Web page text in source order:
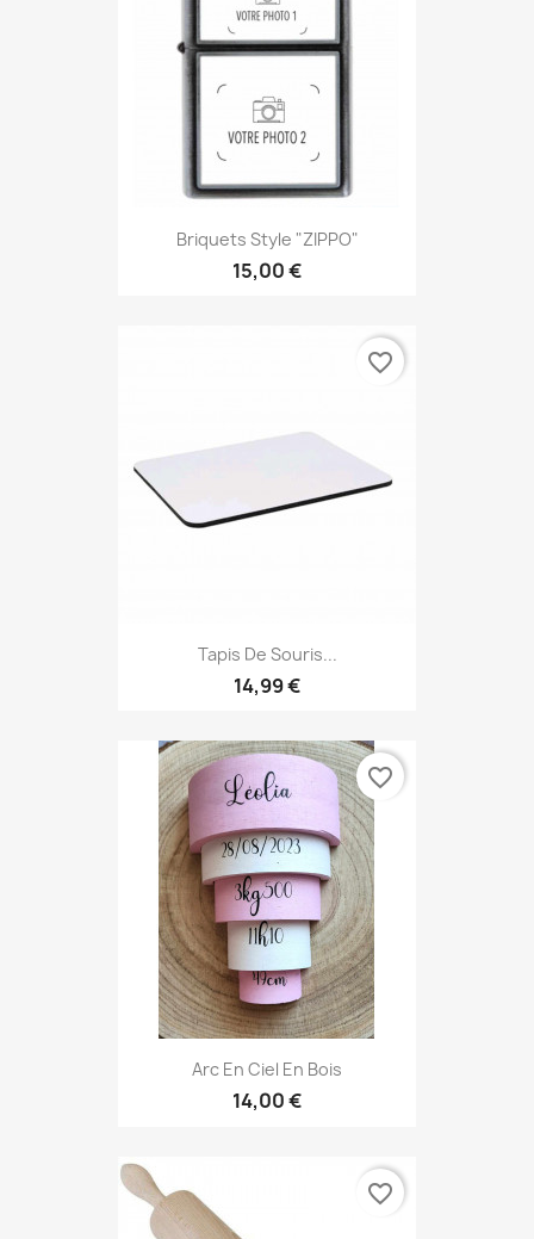
Briquets Style "ZIPPO"
15,00 €
Tapis De Souris...
14,99 €
favorite_border
Arc En Ciel En Bois
14,00 €
favorite_border
favorite_border